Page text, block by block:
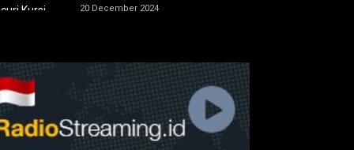
20 December 2024